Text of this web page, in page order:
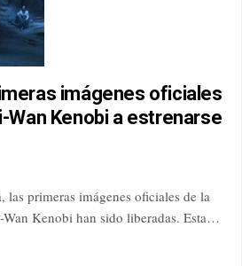
imágenes oficiales
Wan Kenobi a estrenarse
las primeras imágenes oficiales de la
Wan Kenobi han sido liberadas. Esta…